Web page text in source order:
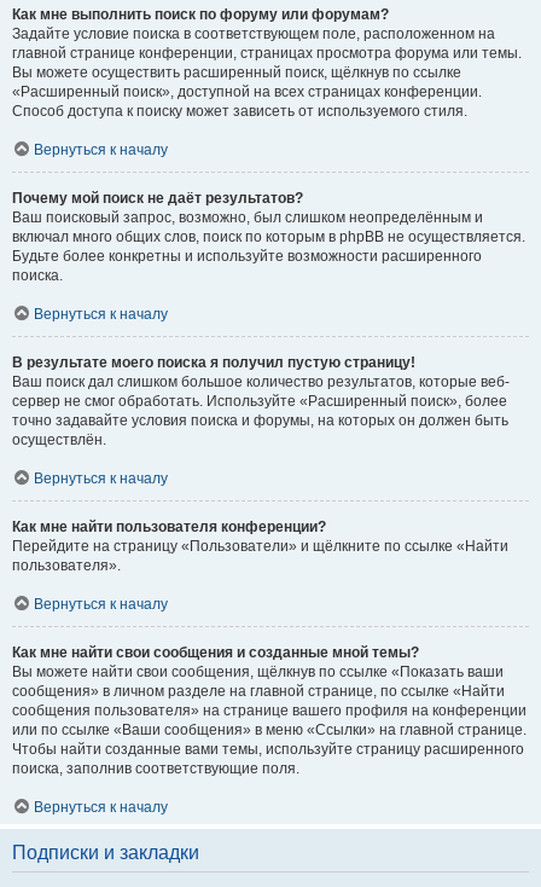
Как мне выполнить поиск по форуму или форумам?
Задайте условие поиска в соответствующем поле, расположенном на
главной странице конференции, страницах просмотра форума или темы.
Вы можете осуществить расширенный поиск, щёлкнув по ссылке
«Расширенный поиск», доступной на всех страницах конференции.
Способ доступа к поиску может зависеть от используемого стиля.
Вернуться к началу
Почему мой поиск не даёт результатов?
Ваш поисковый запрос, возможно, был слишком неопределённым и
включал много общих слов, поиск по которым в phpBB не осуществляется.
Будьте более конкретны и используйте возможности расширенного
поиска.
Вернуться к началу
В результате моего поиска я получил пустую страницу!
Ваш поиск дал слишком большое количество результатов, которые веб-
сервер не смог обработать. Используйте «Расширенный поиск», более
точно задавайте условия поиска и форумы, на которых он должен быть
осуществлён.
Вернуться к началу
Как мне найти пользователя конференции?
Перейдите на страницу «Пользователи» и щёлкните по ссылке «Найти
пользователя».
Вернуться к началу
Как мне найти свои сообщения и созданные мной темы?
Вы можете найти свои сообщения, щёлкнув по ссылке «Показать ваши
сообщения» в личном разделе на главной странице, по ссылке «Найти
сообщения пользователя» на странице вашего профиля на конференции
или по ссылке «Ваши сообщения» в меню «Ссылки» на главной странице.
Чтобы найти созданные вами темы, используйте страницу расширенного
поиска, заполнив соответствующие поля.
Вернуться к началу
Подписки и закладки